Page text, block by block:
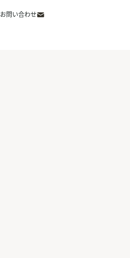
お問い合わせ